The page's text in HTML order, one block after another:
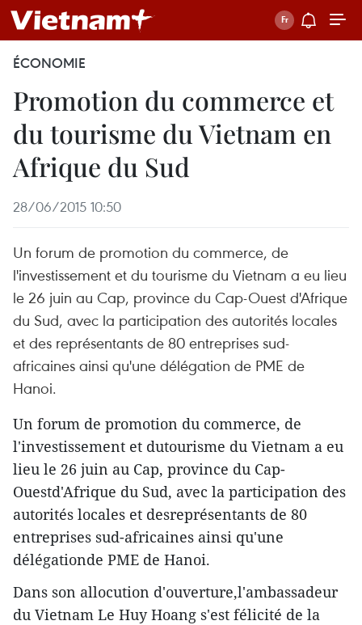
ÉCONOMIE
Promotion du commerce et
du tourisme du Vietnam en
Afrique du Sud
28/06/2015 10:50
Un forum de promotion du commerce, de
l'investissement et du tourisme du Vietnam a eu lieu
le 26 juin au Cap, province du Cap-Ouest d'Afrique
du Sud, avec la participation des autorités locales
et des représentants de 80 entreprises sud-
africaines ainsi qu'une délégation de PME de
Hanoi.
Un forum de promotion du commerce, de
l'investissement et dutourisme du Vietnam a eu
lieu le 26 juin au Cap, province du Cap-
Ouestd'Afrique du Sud, avec la participation des
autorités locales et desreprésentants de 80
entreprises sud-africaines ainsi qu'une
délégationde PME de Hanoi.
Dans son allocution d'ouverture,l'ambassadeur
du Vietnam Le Huy Hoang s'est félicité de la